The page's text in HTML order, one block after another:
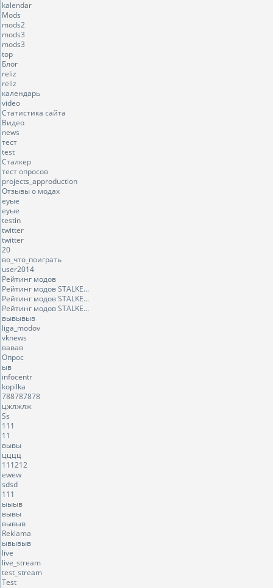
kalendar
Mods
mods2
mods3
mods3
top
Блог
reliz
reliz
календарь
video
Статистика сайта
Видео
news
тест
test
Сталкер
тест опросов
projects_approduction
Отзывы о модах
еуые
еуые
testin
twitter
twitter
20
во_что_поиграть
user2014
Рейтинг модов
Рейтинг модов STALKE...
Рейтинг модов STALKE...
Рейтинг модов STALKE...
вывывыв
liga_modov
vknews
вавав
Опрос
ыв
infocentr
kopilka
788787878
цжлжлж
Ss
111
11
вывы
цццц
111212
ewew
sdsd
111
ыыыв
вывы
вывыв
Reklama
ывывыв
live
live_stream
test_stream
Test